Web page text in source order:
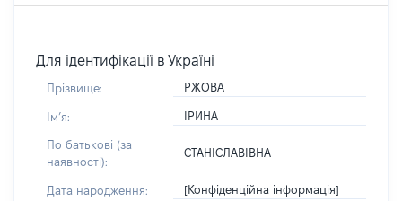
Для ідентифікації в Україні
Прізвище: РЖОВА
Імʼя: ІРИНА
По батькові (за
наявності):
СТАНІСЛАВІВНА
Дата народження: [Конфіденційна інформація]